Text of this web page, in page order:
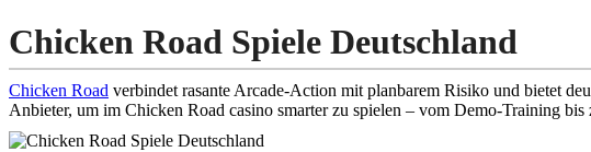
Chicken Road Spiele Deutschland
Chicken Road verbindet rasante Arcade-Action mit planbarem Risiko und bietet
Anbieter, um im Chicken Road casino smarter zu spielen – vom Demo-Training bis